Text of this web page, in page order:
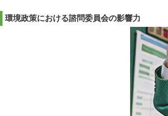
環境政策における諮問委員会の影響力